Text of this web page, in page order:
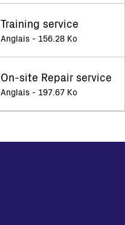
Training service
Anglais - 156.28 Ko
On-site Repair service
Anglais - 197.67 Ko